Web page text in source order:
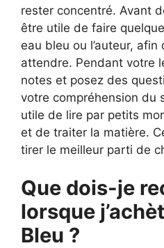
rester concentré. Avant
être utile de faire
eau bleu ou l’auteur,
attendre. Pendant votre
notes et posez des
votre compréhension du
utile de lire par petits
et de traiter la matière.
tirer le meilleur parti de
Que dois-je
lorsque
Bleu ?